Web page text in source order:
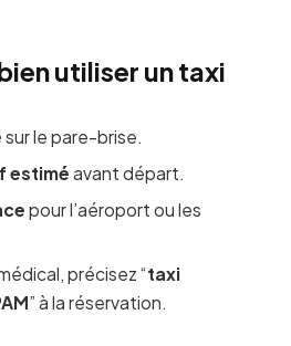
utiliser un taxi
sur le pare-brise.
estimé avant départ.
pour l’aéroport ou les
précisez “taxi
” à la réservation.